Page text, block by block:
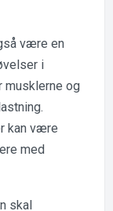
være en
i
og
kan være
med
skal